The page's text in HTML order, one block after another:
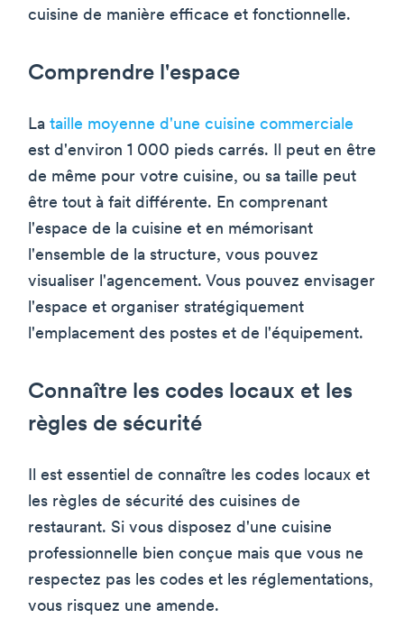
cuisine de manière efficace et fonctionnelle.
Comprendre l'espace
La taille moyenne d'une cuisine commerciale
est d'environ 1 000 pieds carrés. Il peut en être
de même pour votre cuisine, ou sa taille peut
être tout à fait différente. En comprenant
l'espace de la cuisine et en mémorisant
l'ensemble de la structure, vous pouvez
visualiser l'agencement. Vous pouvez envisager
l'espace et organiser stratégiquement
l'emplacement des postes et de l'équipement.
Connaître les codes locaux et les
règles de sécurité
Il est essentiel de connaître les codes locaux et
les règles de sécurité des cuisines de
restaurant. Si vous disposez d'une cuisine
professionnelle bien conçue mais que vous ne
respectez pas les codes et les réglementations,
vous risquez une amende.